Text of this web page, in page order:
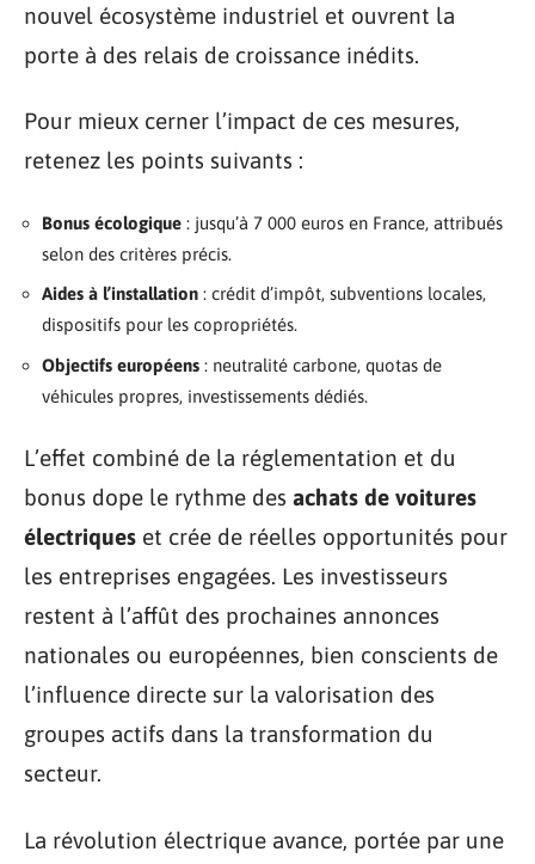
nouvel écosystème industriel et ouvrent la
porte à des relais de croissance inédits.
Pour mieux cerner l’impact de ces mesures,
retenez les points suivants :
Bonus écologique : jusqu’à 7 000 euros en France, attribués
selon des critères précis.
Aides à l’installation : crédit d’impôt, subventions locales,
dispositifs pour les copropriétés.
Objectifs européens : neutralité carbone, quotas de
véhicules propres, investissements dédiés.
L’effet combiné de la réglementation et du
bonus dope le rythme des achats de voitures
électriques et crée de réelles opportunités pour
les entreprises engagées. Les investisseurs
restent à l’affût des prochaines annonces
nationales ou européennes, bien conscients de
l’influence directe sur la valorisation des
groupes actifs dans la transformation du
secteur.
La révolution électrique avance, portée par une